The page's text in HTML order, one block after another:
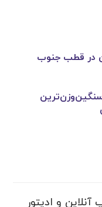
در قطب جنوب
سنگین‌وزن‌ترین
و ادیتور